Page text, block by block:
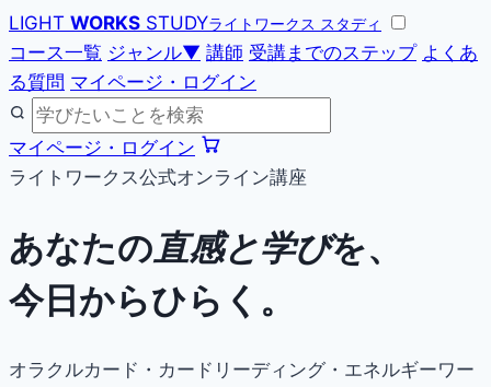
LIGHT WORKS STUDYライトワークス スタディ
コース一覧 ジャンル▼ 講師 受講までのステップ よくあ
る質問 マイページ・ログイン
マイページ・ログイン
ライトワークス公式オンライン講座
あなたの直感と学びを、
今日からひらく。
オラクルカード・カードリーディング・エネルギーワー